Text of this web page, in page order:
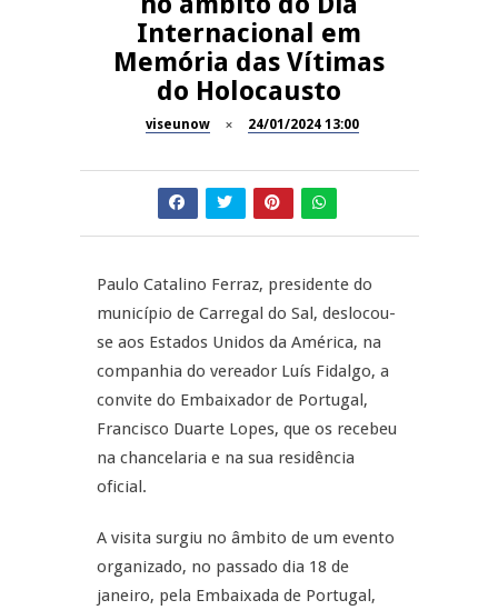
Dia do Foral em São João da
Pesqueira
Sernancelhe
Festas do Concelho de Penalva
do Castelo
11º Encontro Gastronómico
Now Opinião – Manuela
Antunes: Problemas nos
Exames Nacionais
Internacional em
Memória das Vítimas
do Holocausto
viseunow 24/01/2024 13:00
Paulo Catalino Ferraz, presidente do
município de Carregal do Sal, deslocou-
se aos Estados Unidos da América, na
companhia do vereador Luís Fidalgo, a
convite do Embaixador de Portugal,
Francisco Duarte Lopes, que os recebeu
na chancelaria e na sua residência
oficial.
A visita surgiu no âmbito de um evento
organizado, no passado dia 18 de
janeiro, pela Embaixada de Portugal,